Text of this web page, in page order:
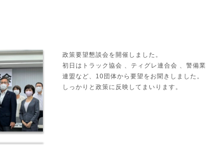
政策要望懇談会を開催しました。
初日はトラック協会 、ティグレ連合会 、警備業
連盟など、10団体から要望をお聞きしました。
しっかりと政策に反映してまいります。